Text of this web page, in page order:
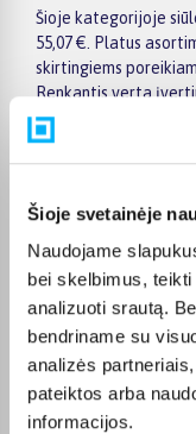
Šioje svetainėje
Naudojame
bei skelbimus,
analizuoti srautą.
bendriname su
analizės
pateiktos arba
informacijos.
Šioje kategorijoje
55,07 €. Platus
skirtingiems
Renkantis verta
savybes,
taikomus specialius
pasiūlymus ir
informaciją ir prekės
ir apgalvotą
Palyginkite Dior